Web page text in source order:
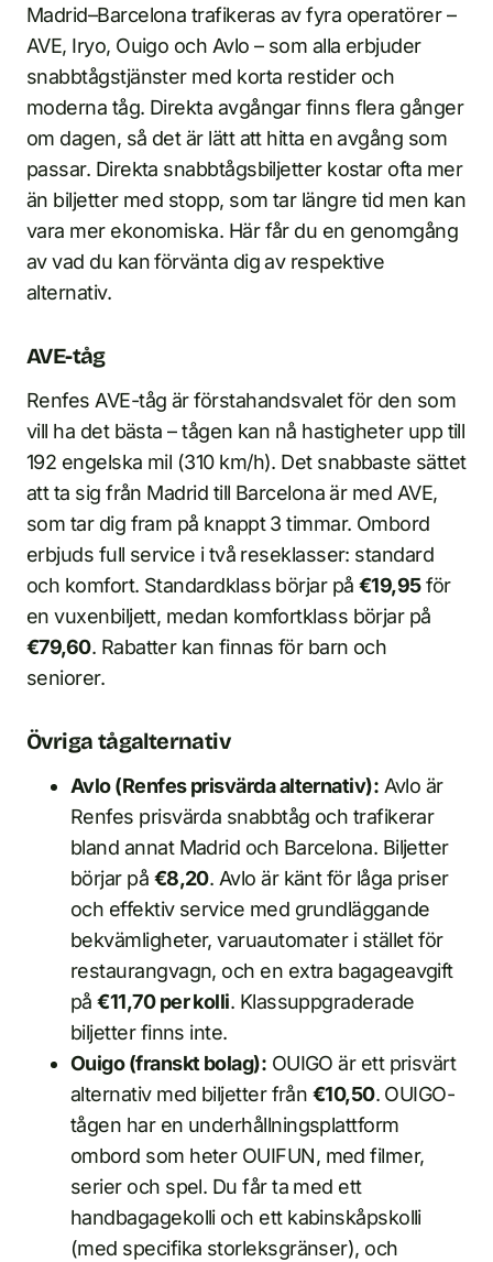
Madrid–Barcelona trafikeras av fyra operatörer –
AVE, Iryo, Ouigo och Avlo – som alla erbjuder
snabbtågstjänster med korta restider och
moderna tåg. Direkta avgångar finns flera gånger
om dagen, så det är lätt att hitta en avgång som
passar. Direkta snabbtågsbiljetter kostar ofta mer
än biljetter med stopp, som tar längre tid men kan
vara mer ekonomiska. Här får du en genomgång
av vad du kan förvänta dig av respektive
alternativ.
AVE-tåg
Renfes AVE-tåg är förstahandsvalet för den som
vill ha det bästa – tågen kan nå hastigheter upp till
192 engelska mil (310 km/h). Det snabbaste sättet
att ta sig från Madrid till Barcelona är med AVE,
som tar dig fram på knappt 3 timmar. Ombord
erbjuds full service i två reseklasser: standard
och komfort. Standardklass börjar på€19,95för
en vuxenbiljett, medan komfortklass börjar på
€79,60. Rabatter kan finnas för barn och
seniorer.
Övriga tågalternativ
Avlo (Renfes prisvärda alternativ): Avlo är
Renfes prisvärda snabbtåg och trafikerar
bland annat Madrid och Barcelona. Biljetter
börjar på €8,20. Avlo är känt för låga priser
och effektiv service med grundläggande
bekvämligheter, varuautomater i stället för
restaurangvagn, och en extra bagageavgift
på€11,70 per kolli. Klassuppgraderade
biljetter finns inte.
Ouigo (franskt bolag): OUIGO är ett prisvärt
alternativ med biljetter från €10,50. OUIGO-
tågen har en underhållningsplattform
ombord som heter OUIFUN, med filmer,
serier och spel. Du får ta med ett
handbagagekolli och ett kabinskåpskolli
(med specifika storleksgränser), och